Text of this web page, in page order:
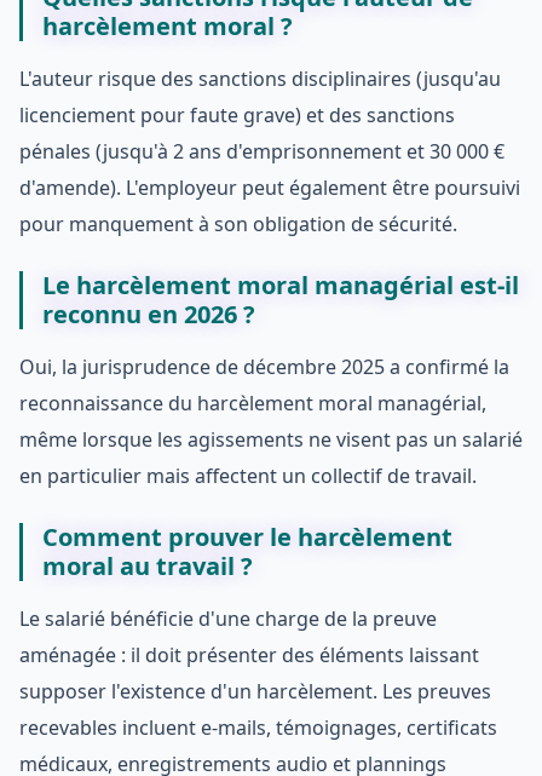
harcèlement moral ?
L'auteur risque des sanctions disciplinaires (jusqu'au
licenciement pour faute grave) et des sanctions
pénales (jusqu'à 2 ans d'emprisonnement et 30 000 €
d'amende). L'employeur peut également être poursuivi
pour manquement à son obligation de sécurité.
Le harcèlement moral managérial est-il
reconnu en 2026 ?
Oui, la jurisprudence de décembre 2025 a confirmé la
reconnaissance du harcèlement moral managérial,
même lorsque les agissements ne visent pas un salarié
en particulier mais affectent un collectif de travail.
Comment prouver le harcèlement
moral au travail ?
Le salarié bénéficie d'une charge de la preuve
aménagée : il doit présenter des éléments laissant
supposer l'existence d'un harcèlement. Les preuves
recevables incluent e-mails, témoignages, certificats
médicaux, enregistrements audio et plannings